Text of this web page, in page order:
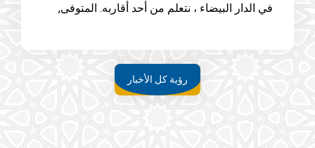
في الدار البيضاء ، نتعلم من أحد أقاربه. المتوفى,
رؤية كل الأخبار